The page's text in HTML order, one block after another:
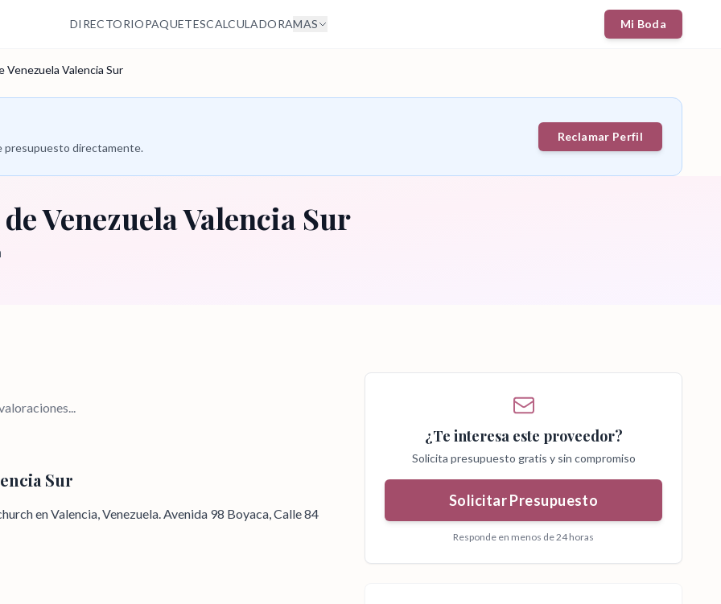
DIRECTORIOPAQUETESCALCULADORAMAS Mi Boda
Venezuela Valencia Sur
presupuesto directamente.
Reclamar Perfil
Venezuela Valencia Sur
Sur
en Valencia, Venezuela. Avenida 98 Boyaca, Calle 84
¿Te interesa este proveedor?
Solicita presupuesto gratis y sin compromiso
Solicitar Presupuesto
Responde en menos de 24 horas